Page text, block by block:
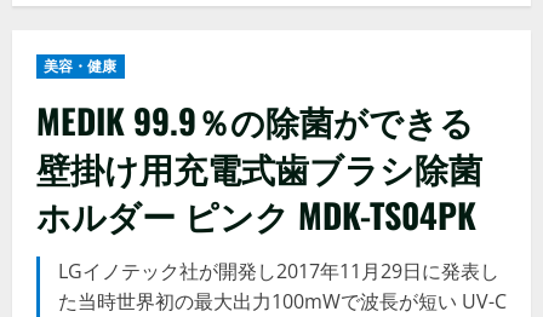
ー美容・健康
MEDIK 99.9％の除菌ができる
壁掛け用充電式歯ブラシ除菌
ホルダー ピンク MDK-TS04PK
LGイノテック社が開発し2017年11月29日に発表し
た当時世界初の最大出力100mWで波長が短い UV-C